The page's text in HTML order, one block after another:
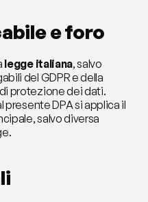
e foro
legge italiana, salvo
del GDPR e della
protezione dei dati.
presente DPA si applica il
salvo diversa